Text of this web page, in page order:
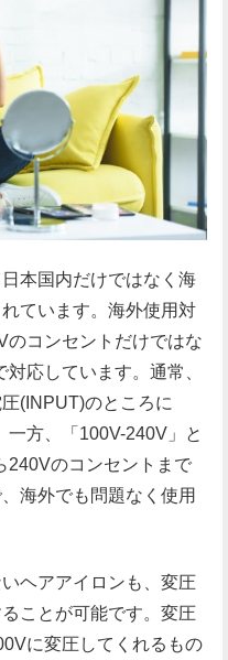
本国内だけではなく海
ています。海外使用対
のコンセントだけではな
応しています。通常、
(INPUT)のところに
一方、「100V-240V」と
240Vのコンセントまで
海外でも問題なく使用
ヘアアイロンも、変圧
ことが可能です。変圧
に変圧してくれるもの